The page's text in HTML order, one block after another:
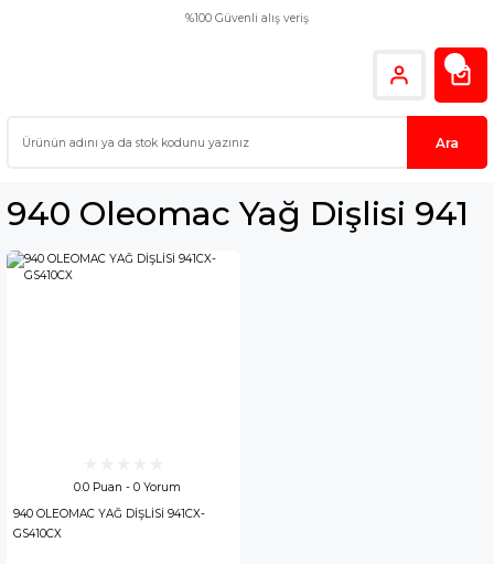
%100 Güvenli alış veriş
Ara
940 Oleomac Yağ Dişlisi 941
0.0 Puan - 0 Yorum
940 OLEOMAC YAĞ DİŞLİSİ 941CX-
GS410CX